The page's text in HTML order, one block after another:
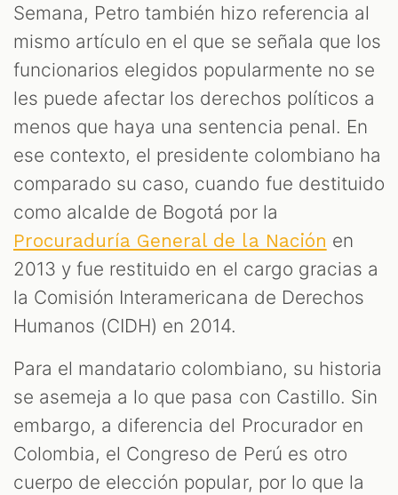
Semana, Petro también hizo referencia al
mismo artículo en el que se señala que los
funcionarios elegidos popularmente no se
les puede afectar los derechos políticos a
menos que haya una sentencia penal. En
ese contexto, el presidente colombiano ha
comparado su caso, cuando fue destituido
como alcalde de Bogotá por la
Procuraduría General de la Nación en
2013 y fue restituido en el cargo gracias a
la Comisión Interamericana de Derechos
Humanos (CIDH) en 2014.
Para el mandatario colombiano, su historia
se asemeja a lo que pasa con Castillo. Sin
embargo, a diferencia del Procurador en
Colombia, el Congreso de Perú es otro
cuerpo de elección popular, por lo que la